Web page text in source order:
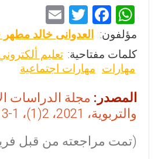
W
h
at
s
A
p
p
F
a
ce
b
o
k
T
wi
tt
er
m
ai
l
مؤلفون: العدوانى خالد
كلمات مفتاحية: تعليم
مهارات مهارات اجتماعية
المصدر: مجلة الدراسات
والتربوية، 2021، 2(1)، 1-13
(تمت مراجعته من قبل